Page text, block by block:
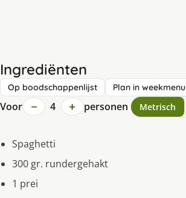
Ingrediënten
Op boodschappenlijst Plan in weekmenu
Voor − 4 + personen Metrisch
Spaghetti
300 gr. rundergehakt
1 prei